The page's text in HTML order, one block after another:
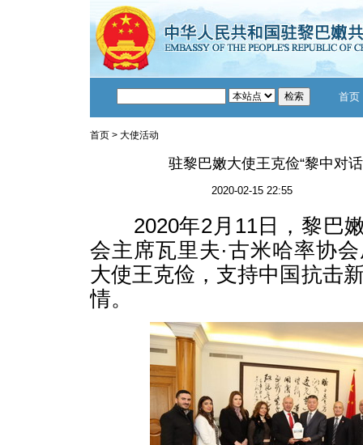
首页
首页 > 大使活动
驻黎巴嫩大使王克俭“黎中对
2020-02-15 22:55
2020年2月11日，黎巴嫩
会主席瓦里夫·古米哈率协
大使王克俭，支持中国抗击
情。